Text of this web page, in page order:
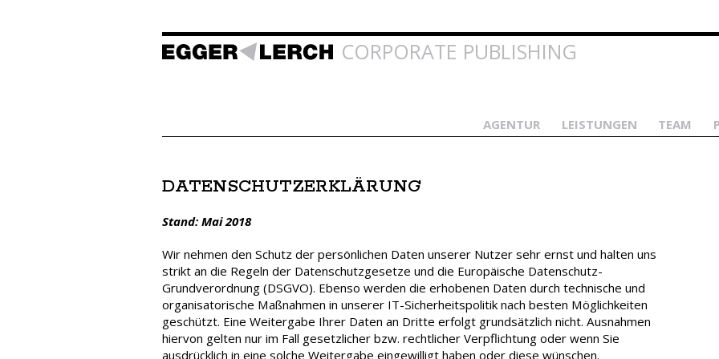
Inhalt
CORPORATE PUBLISHING
AGENTUR LEISTUNGEN TEAM
DATENSCHUTZERKLÄRUNG
Stand: Mai 2018
Wir nehmen den Schutz der persönlichen Daten unserer Nutzer sehr ernst und halten uns
strikt an die Regeln der Datenschutzgesetze und die Europäische Datenschutz-
Grundverordnung (DSGVO). Ebenso werden die erhobenen Daten durch technische und
organisatorische Maßnahmen in unserer IT-Sicherheitspolitik nach besten Möglichkeiten
geschützt. Eine Weitergabe Ihrer Daten an Dritte erfolgt grundsätzlich nicht. Ausnahmen
hiervon gelten nur im Fall gesetzlicher bzw. rechtlicher Verpflichtung oder wenn Sie
ausdrücklich in eine solche Weitergabe eingewilligt haben oder diese wünschen.